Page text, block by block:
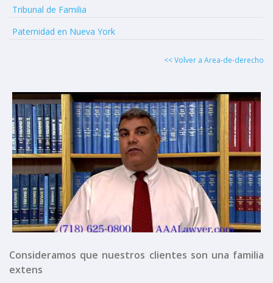
Tribunal de Familia
Paternidad en Nueva York
<< Volver a Area-de-derecho
Consideramos que nuestros clientes son una familia
extens